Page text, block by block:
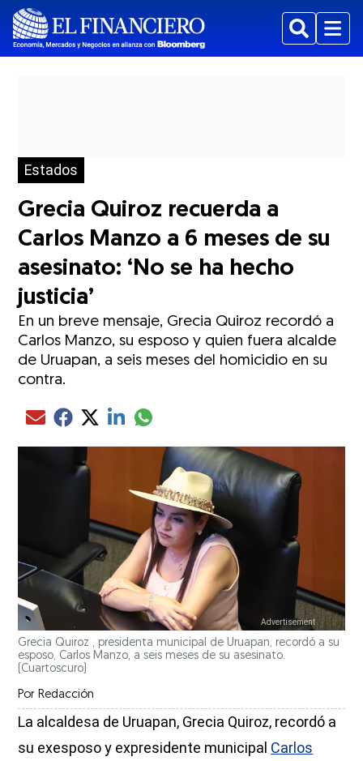
BuscarMenu
Estados
Grecia Quiroz recuerda a
Carlos Manzo a 6 meses de su
asesinato: ‘No se ha hecho
justicia’
En un breve mensaje, Grecia Quiroz recordó a
Carlos Manzo, su esposo y quien fuera alcalde
de Uruapan, a seis meses del homicidio en su
contra.
Compartir el artículo actual mediante Email
Compartir el artículo actual mediante Facebook
Compartir el artículo actual mediante Twitter
Compartir el artículo actual mediante LinkedIn
Compartir el artículo actual mediante
Grecia Quiroz , presidenta municipal de Uruapan, recordó a su
esposo, Carlos Manzo, a seis meses de su asesinato.
(Cuartoscuro)
Por Redacción
La alcaldesa de Uruapan, Grecia Quiroz, recordó a
su exesposo y expresidente municipal Carlos